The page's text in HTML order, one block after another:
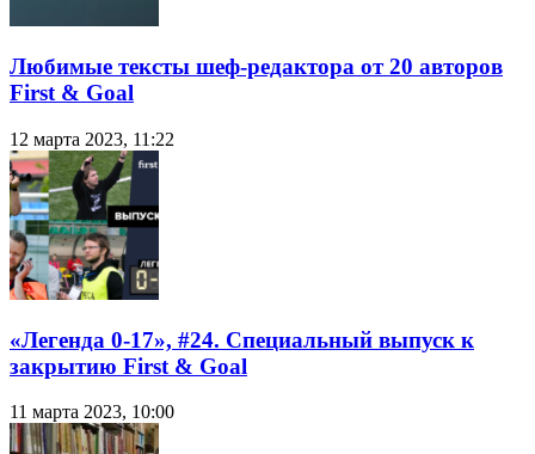
Любимые тексты шеф-редактора от 20 авторов
First & Goal
12 марта 2023, 11:22
«Легенда 0-17», #24. Специальный выпуск к
закрытию First & Goal
11 марта 2023, 10:00